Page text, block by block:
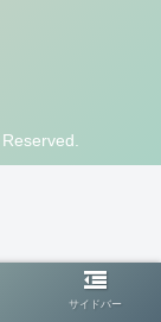
サイドバー